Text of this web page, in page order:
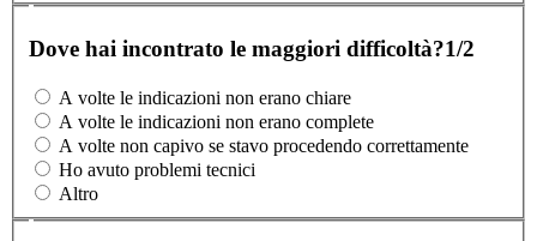
Dove hai incontrato le maggiori difficoltà?1/2
A volte le indicazioni non erano chiare
A volte le indicazioni non erano complete
A volte non capivo se stavo procedendo correttamente
Ho avuto problemi tecnici
Altro